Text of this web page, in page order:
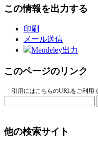
この情報を出力する
印刷
メール送信
Mendeley出力
このページのリンク
引用にはこちらのURLをご利用
他の検索サイト